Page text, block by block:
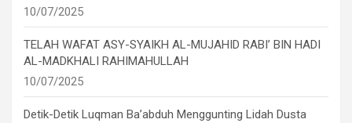
10/07/2025
TELAH WAFAT ASY-SYAIKH AL-MUJAHID RABI’ BIN HADI
AL-MADKHALI RAHIMAHULLAH
10/07/2025
Detik-Detik Luqman Ba’abduh Menggunting Lidah Dusta